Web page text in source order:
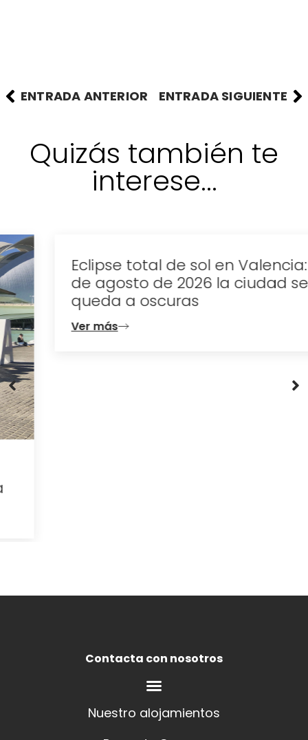
ENTRADA ANTERIOR ENTRADA SIGUIENTE
Quizás también te
interese...
Eclipse total de sol en Valencia: el 12
de agosto de 2026 la ciudad se
queda a oscuras
Ver más